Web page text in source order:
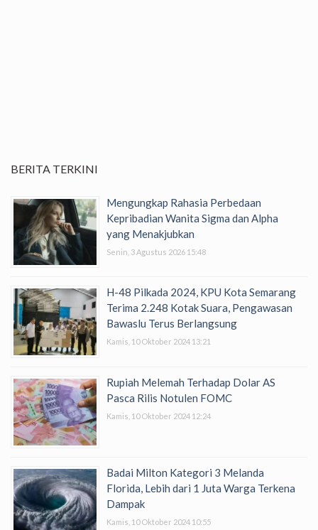
BERITA TERKINI
Mengungkap Rahasia Perbedaan
Kepribadian Wanita Sigma dan Alpha
yang Menakjubkan
Senin, 3 Agustus 2026 15:48
H-48 Pilkada 2024, KPU Kota Semarang
Terima 2.248 Kotak Suara, Pengawasan
Bawaslu Terus Berlangsung
Kamis, 10 Oktober 2024 13:21
Rupiah Melemah Terhadap Dolar AS
Pasca Rilis Notulen FOMC
Kamis, 10 Oktober 2024 12:24
Badai Milton Kategori 3 Melanda
Florida, Lebih dari 1 Juta Warga Terkena
Dampak
Kamis, 10 Oktober 2024 10:55